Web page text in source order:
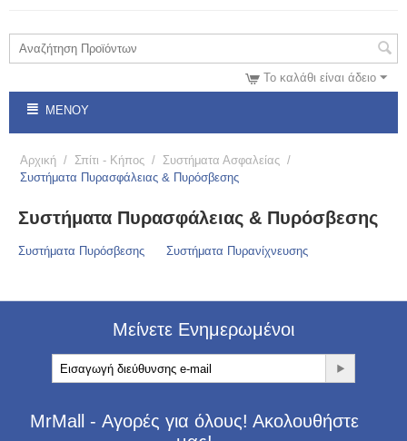
Το καλάθι είναι άδειο
ΜΕΝΟΎ
Αρχική / Σπίτι - Κήπος / Συστήματα Ασφαλείας /
Συστήματα Πυρασφάλειας & Πυρόσβεσης
Συστήματα Πυρασφάλειας & Πυρόσβεσης
Συστήματα Πυρόσβεσης Συστήματα Πυρανίχνευσης
Μείνετε Ενημερωμένοι
MrMall - Αγορές για όλους! Ακολουθήστε